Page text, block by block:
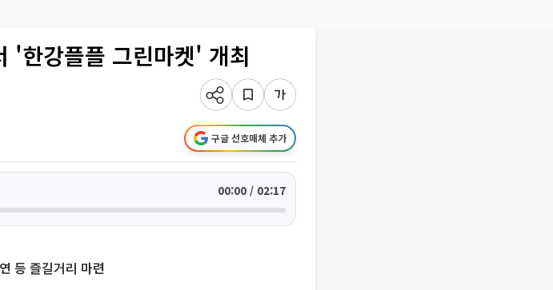
'한강플플 그린마켓' 개최
구글 선호매체 추가
00:00 / 02:17
등 즐길거리 마련